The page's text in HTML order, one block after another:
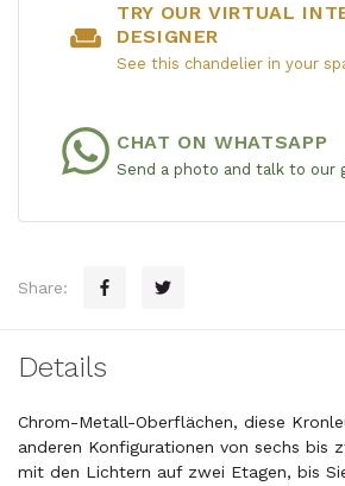
weekend
TRY OUR VIRTUAL
DESIGNER
See this chandelier in your
CHAT ON WHATSAPP
Send a photo and talk to our
Share:
Details
Chrom-Metall-Oberflächen, diese
anderen Konfigurationen von sechs bis
mit den Lichtern auf zwei Etagen, bis